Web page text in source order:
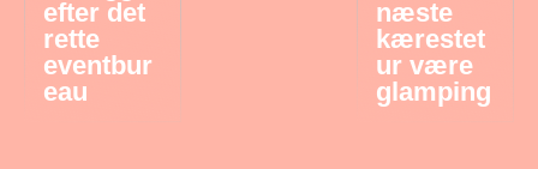
efter det
rette
eventbur
eau
næste
kærestet
ur være
glamping